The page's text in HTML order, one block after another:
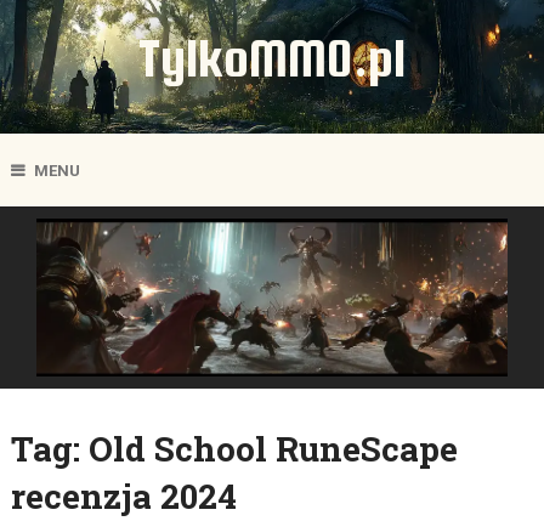
TylkoMMO.pl
MENU
Tag: Old School RuneScape
recenzja 2024